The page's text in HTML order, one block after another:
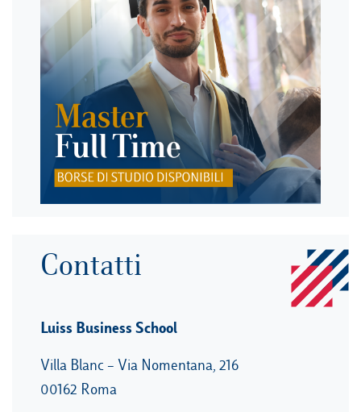
Contatti
Luiss Business School
Villa Blanc – Via Nomentana, 216
00162 Roma